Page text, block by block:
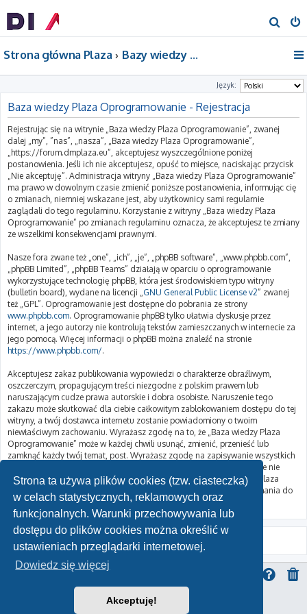
Strona ta używa plików cookies (tzw. ciasteczka)
w celach statystycznych, reklamowych oraz
funkcjonalnych. Warunki przechowywania lub
dostępu do plików cookies można określić w
ustawieniach przeglądarki internetowej.
Dowiedz się więcej
Akceptuję!
z
Strona główna Plaza Bazy wiedzy Plaza Oprogramowanie
Język:
Baza wiedzy Plaza Oprogramowanie - Rejestracja
Rejestrując się na witrynie „Baza wiedzy Plaza Oprogramowanie”, zwanej
dalej „my”, ”nas”, „nasza”, „Baza wiedzy Plaza Oprogramowanie”,
„https://forum.dmplaza.eu”, akceptujesz wyszczególnione poniżej
postanowienia. Jeśli ich nie akceptujesz, opuść to miejsce, naciskając przycisk
„Nie akceptuję”. Administracja witryny „Baza wiedzy Plaza Oprogramowanie”
ma prawo w dowolnym czasie zmienić poniższe postanowienia, informując cię
o zmianach, niemniej wskazane jest, aby użytkownicy sami regularnie
zaglądali do tego regulaminu. Korzystanie z witryny „Baza wiedzy Plaza
Oprogramowanie” po zmianach regulaminu oznacza, że akceptujesz te zmiany
ze wszelkimi konsekwencjami prawnymi.
Nasze fora zwane też „one”, „ich”, „je”, „phpBB software”, „www.phpbb.com”,
„phpBB Limited”, „phpBB Teams” działają w oparciu o oprogramowanie
wykorzystujące technologię phpBB, która jest środowiskiem typu witryny
(bulletin board), wydane na licencji „GNU General Public License v2” zwanej
też „GPL”. Oprogramowanie jest dostępne do pobrania ze strony
www.phpbb.com. Oprogramowanie phpBB tylko ułatwia dyskusje przez
internet, a jego autorzy nie kontrolują tekstów zamieszczanych w internecie za
jego pomocą. Więcej informacji o phpBB można znaleźć na stronie
https://www.phpbb.com/.
Akceptujesz zakaz publikowania wypowiedzi o charakterze obraźliwym,
oszczerczym, propagującym treści niezgodne z polskim prawem lub
naruszającym cudze prawa autorskie i dobra osobiste. Naruszenie tego
zakazu może skutkować dla ciebie całkowitym zablokowaniem dostępu do tej
witryny, a twój dostawca internetu zostanie powiadomiony o twoim
niewłaściwym zachowaniu. Wyrażasz zgodę na to, że „Baza wiedzy Plaza
Oprogramowanie” może w każdej chwili usunąć, zmienić, przenieść lub
zamknąć każdy twój temat, post. Wyrażasz zgodę na zapisywanie wszystkich
podanych przez ciebie informacji w naszej bazie danych. Informacje te nie
będą przekazywane nikomu bez twojej zgody, ale ani „Baza wiedzy Plaza
Oprogramowanie”, ani phpBB nie ponosi odpowiedzialności za włamania do
witryny, podczas których może dojść do kradzieży danych.
ProLight Style by
phpBB
® Forum Software © phpBB Limited